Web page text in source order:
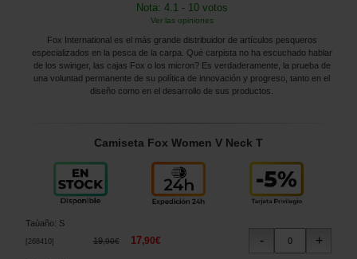
Nota: 4.1 - 10 votos
Ver las opiniones
Fox International es el más grande distribuidor de artículos pesqueros
especializados en la pesca de la carpa. Qué carpista no ha escuchado hablar
de los swinger, las cajas Fox o los micron? Es verdaderamente, la prueba de
una voluntad permanente de su política de innovación y progreso, tanto en el
diseño como en el desarrollo de sus productos.
Camiseta Fox Women V Neck T
Taùaño: S
268410] 19,90€ 17,90€